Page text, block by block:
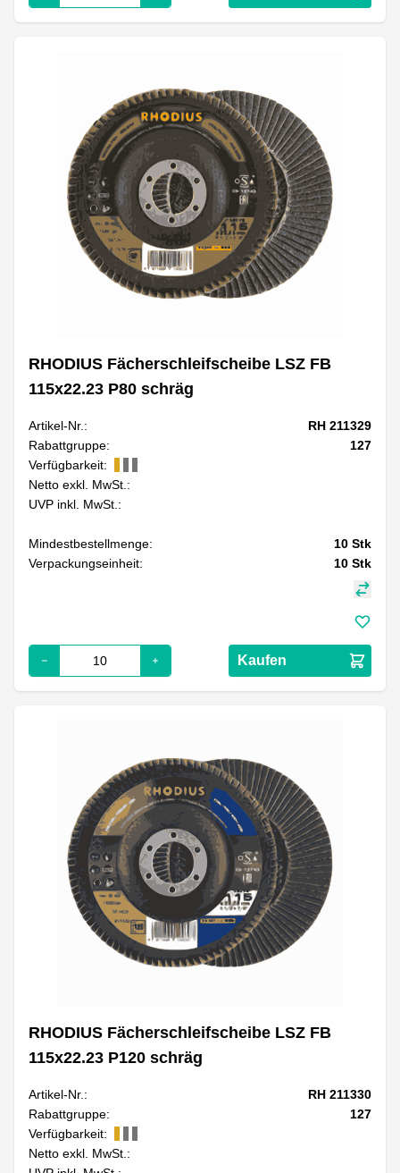
RHODIUS Fächerschleifscheibe LSZ FB
115x22.23 P80 schräg
Artikel-Nr.:
RH 211329
Rabattgruppe:
127
Verfügbarkeit:
Netto exkl. MwSt.:
UVP inkl. MwSt.:
Mindestbestellmenge: 10 Stk
Verpackungseinheit:
10 Stk
Kaufen
RHODIUS Fächerschleifscheibe LSZ FB
115x22.23 P120 schräg
Artikel-Nr.:
RH 211330
Rabattgruppe:
127
Verfügbarkeit:
Netto exkl. MwSt.: